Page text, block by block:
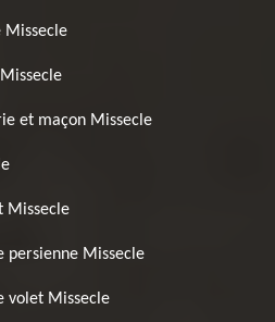
Missecle
et maçon Missecle
Missecle
persienne Missecle
volet Missecle